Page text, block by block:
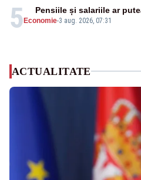
5Economie-3 aug. 2026, 07:31
Pensiile și salariile ar
ACTUALITATE